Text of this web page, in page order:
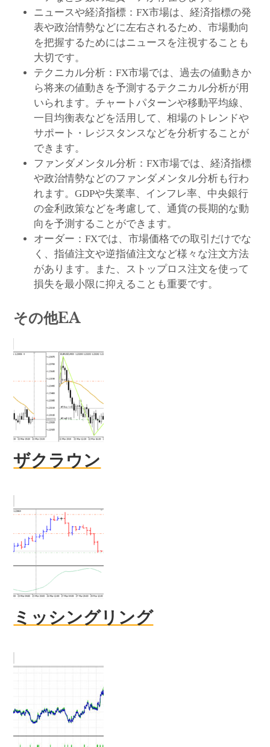
ニュースや経済指標：FX市場は、経済指標の発
表や政治情勢などに左右されるため、市場動向
を把握するためにはニュースを注視することも
大切です。
テクニカル分析：FX市場では、過去の値動きか
ら将来の値動きを予測するテクニカル分析が用
いられます。チャートパターンや移動平均線、
一目均衡表などを活用して、相場のトレンドや
サポート・レジスタンスなどを分析することが
できます。
ファンダメンタル分析：FX市場では、経済指標
や政治情勢などのファンダメンタル分析も行わ
れます。GDPや失業率、インフレ率、中央銀行
の金利政策などを考慮して、通貨の長期的な動
向を予測することができます。
オーダー：FXでは、市場価格での取引だけでな
く、指値注文や逆指値注文など様々な注文方法
があります。また、ストップロス注文を使って
損失を最小限に抑えることも重要です。
その他EA
ザクラウン
ミッシングリング